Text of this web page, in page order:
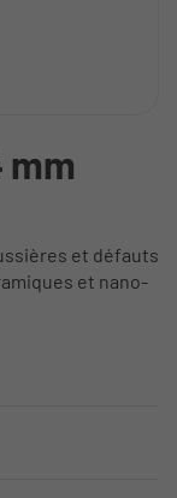
mm
et défauts
et nano-